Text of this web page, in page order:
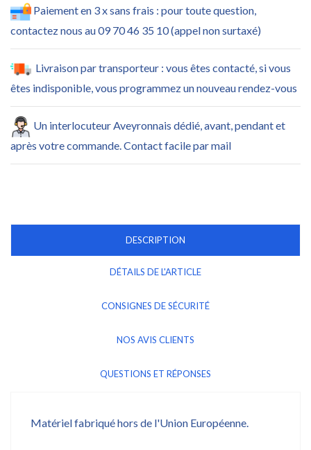
Paiement en 3 x sans frais : pour toute question,
contactez nous au 09 70 46 35 10 (appel non surtaxé)
Livraison par transporteur : vous êtes contacté, si vous
êtes indisponible, vous programmez un nouveau rendez-vous
Un interlocuteur Aveyronnais dédié, avant, pendant et
après votre commande. Contact facile par mail
DESCRIPTION
DÉTAILS DE L'ARTICLE
CONSIGNES DE SÉCURITÉ
NOS AVIS CLIENTS
QUESTIONS ET RÉPONSES
Matériel fabriqué hors de l'Union Européenne.